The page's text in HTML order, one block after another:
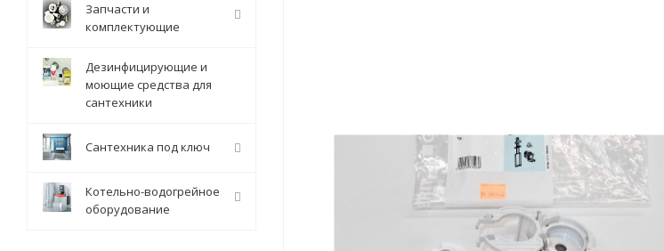
Запчасти и
комплектующие
Дезинфицирующие и
моющие средства для
сантехники
Сантехника под ключ
Котельно-водогрейное
оборудование